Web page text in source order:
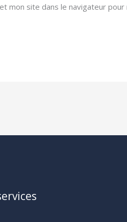
mon site dans le navigateur pour